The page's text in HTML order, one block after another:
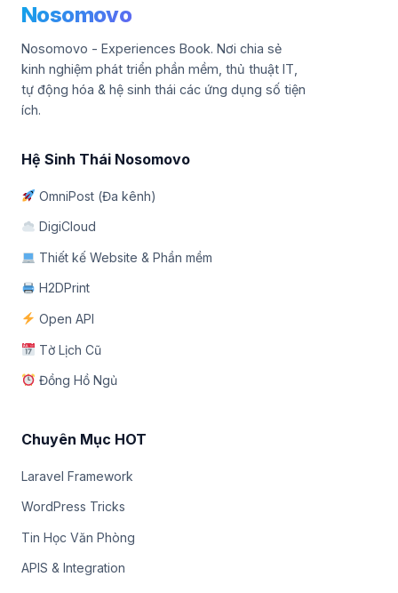
Nosomovo
Nosomovo - Experiences Book. Nơi chia sẻ
kinh nghiệm phát triển phần mềm, thủ thuật IT,
tự động hóa & hệ sinh thái các ứng dụng số tiện
ích.
Hệ Sinh Thái Nosomovo
OmniPost (Đa kênh)
DigiCloud
Thiết kế Website & Phần mềm
H2DPrint
Open API
Tờ Lịch Cũ
Đồng Hồ Ngủ
Chuyên Mục HOT
Laravel Framework
WordPress Tricks
Tin Học Văn Phòng
APIS & Integration